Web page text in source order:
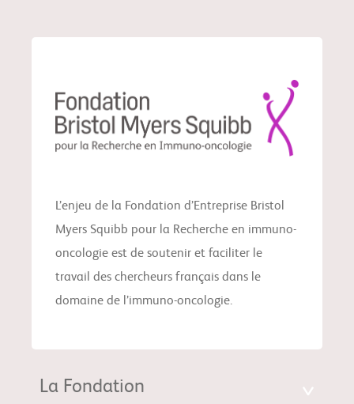
L’enjeu de la Fondation d’Entreprise Bristol
Myers Squibb pour la Recherche en immuno-
oncologie est de soutenir et faciliter le
travail des chercheurs français dans le
domaine de l’immuno-oncologie.
La Fondation